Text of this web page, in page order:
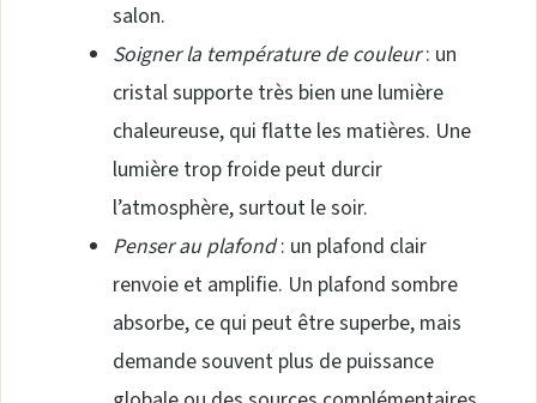
salon.
Soigner la température de couleur: un
cristal supporte très bien une lumière
chaleureuse, qui flatte les matières. Une
lumière trop froide peut durcir
l’atmosphère, surtout le soir.
Penser au plafond: un plafond clair
renvoie et amplifie. Un plafond sombre
absorbe, ce qui peut être superbe, mais
demande souvent plus de puissance